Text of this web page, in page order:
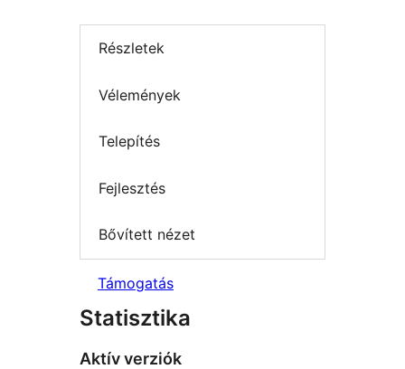
Részletek
Vélemények
Telepítés
Fejlesztés
Bővített nézet
Támogatás
Statisztika
Aktív verziók